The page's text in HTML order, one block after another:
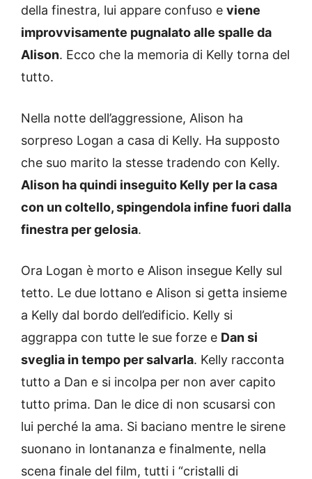
della finestra, lui appare confuso e viene
improvvisamente pugnalato alle spalle da
Alison. Ecco che la memoria di Kelly torna del
tutto.
Nella notte dell’aggressione, Alison ha
sorpreso Logan a casa di Kelly. Ha supposto
che suo marito la stesse tradendo con Kelly.
Alison ha quindi inseguito Kelly per la casa
con un coltello, spingendola infine fuori dalla
finestra per gelosia.
Ora Logan è morto e Alison insegue Kelly sul
tetto. Le due lottano e Alison si getta insieme
a Kelly dal bordo dell’edificio. Kelly si
aggrappa con tutte le sue forze e Dan si
sveglia in tempo per salvarla. Kelly racconta
tutto a Dan e si incolpa per non aver capito
tutto prima. Dan le dice di non scusarsi con
lui perché la ama. Si baciano mentre le sirene
suonano in lontananza e finalmente, nella
scena finale del film, tutti i “cristalli di